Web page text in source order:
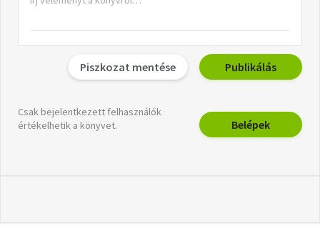
Piszkozat mentése Publikálás
Csak bejelentkezett felhasználók
értékelhetik a könyvet.
Belépek